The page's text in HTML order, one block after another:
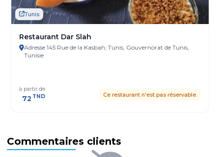
Tunis
Restaurant Dar Slah
Adresse 145 Rue de la Kasbah, Tunis, Gouvernorat de Tunis,
Tunisie
à partir de
72 TND Ce restaurant n'est pas réservable.
Commentaires clients